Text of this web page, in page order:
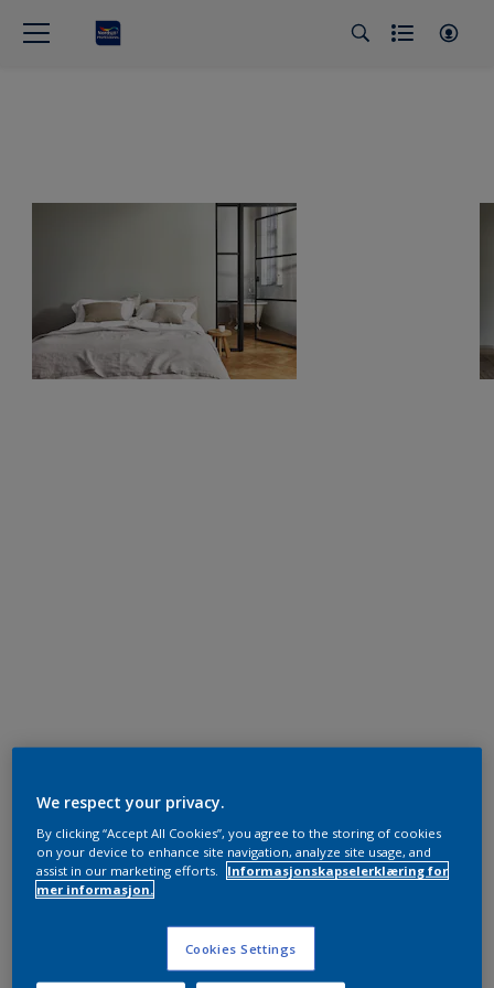
We respect your privacy.
By clicking “Accept All Cookies”, you agree to the storing of cookies
on your device to enhance site navigation, analyze site usage, and
assist in our marketing efforts.
Informasjonskapselerklæring for
mer informasjon.
Cookies Settings